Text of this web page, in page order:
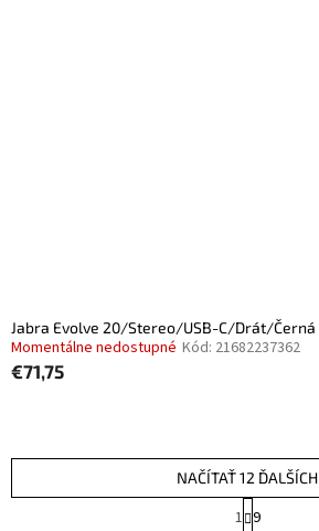
Jabra Evolve 20/Stereo/USB-C/Drát/Černá
Momentálne nedostupné Kód: 21682237362
€71,75
NAČÍTAŤ 12 ĎALŠÍCH
t
1 9